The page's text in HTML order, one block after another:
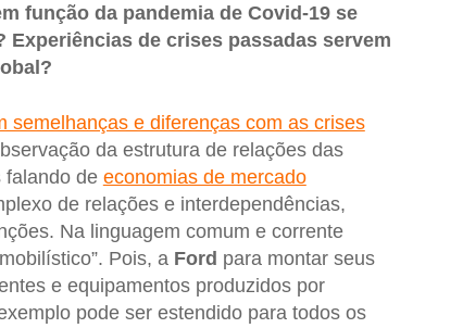
função da pandemia de Covid-19 se
de crises passadas servem
semelhanças e diferenças com as crises
da estrutura de relações das
de economias de mercado
de relações e interdependências,
Na linguagem comum e corrente
Pois, a Ford para montar seus
e equipamentos produzidos por
pode ser estendido para todos os